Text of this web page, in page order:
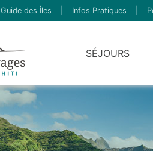
Guide des Îles Infos Pratiques
SÉJOURS